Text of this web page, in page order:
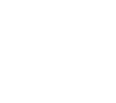
позицію з розділу
та технічні звіти